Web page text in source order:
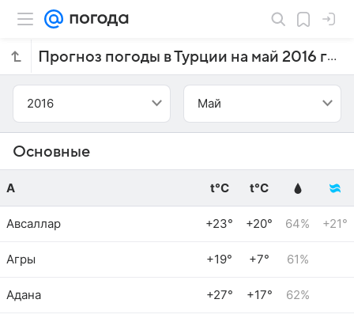
Прогноз погоды в Турции на май 2016 года
2016 Май
Основные
А t°C t°C
Авсаллар +23° +20° 64% +21°
Агры +19° +7° 61%
Адана +27° +17° 62%